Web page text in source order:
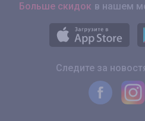
Больше скидок в нашем
Следите за